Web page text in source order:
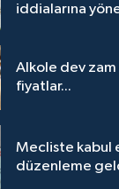
iddialarına
Alkole dev
fiyatlar...
Mecliste kabul
düzenleme